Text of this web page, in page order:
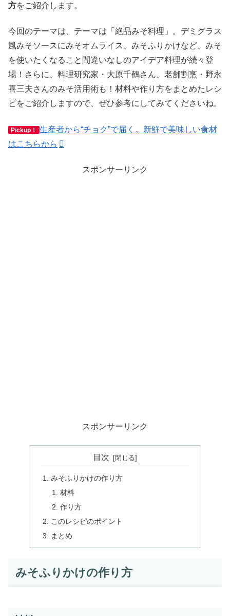
方をご紹介します。
今回のテーマは、テーマは「絶品みそ料理」。デミグラス
風みそソースにみそオムライス、みそふりかけなど、みそ
を使いたくなること間違いなしのアイデア料理が続々登
場！さらに、料理研究家・大原千鶴さん、老舗割烹・野永
喜三夫さんのみそ活用術も！材料や作り方をまとめたレシ
ピをご紹介しますので、ぜひ参考にしてみてくださいね。
Pickup！
生産者から“チョク”で届く。新鮮で美味しい食材
はこちらから
スポンサーリンク
スポンサーリンク
目次
みそふりかけの作り方
材料
作り方
このレシピのポイント
まとめ
みそふりかけの作り方